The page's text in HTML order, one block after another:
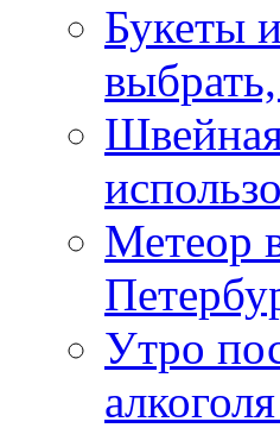
Букеты
Метеор
Утро